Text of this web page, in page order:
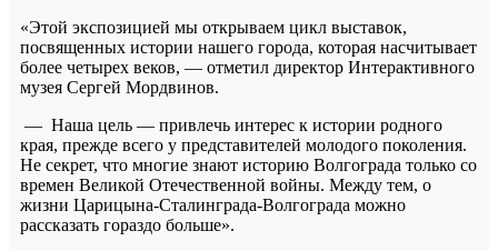
«Этой экспозицией мы открываем цикл выставок,
посвященных истории нашего города, которая насчитывает
более четырех веков, — отметил директор Интерактивного
музея Сергей Мордвинов.
— Наша цель — привлечь интерес к истории родного
края, прежде всего у представителей молодого поколения.
Не секрет, что многие знают историю Волгограда только со
времен Великой Отечественной войны. Между тем, о
жизни Царицына-Сталинграда-Волгограда можно
рассказать гораздо больше».